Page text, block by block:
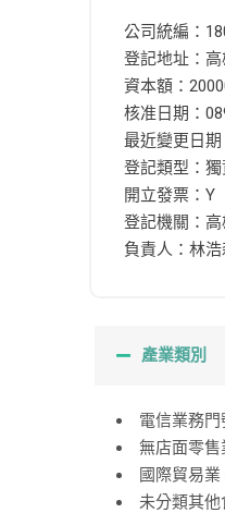
公司統編：
登記地址：
資本額：
核准日期：
最近變更日期
登記類型：獨
開立發票：Y
登記機關：
負責人：林
產業類別
電信業務門
無店面零售
國際貿易業
未分類其他